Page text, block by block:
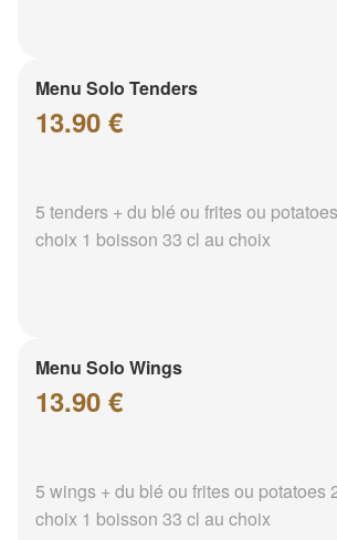
Menu Solo Tenders
13.90 €
5 tenders + du blé ou frites ou
choix 1 boisson 33 cl au choix
Menu Solo Wings
13.90 €
5 wings + du blé ou frites ou potatoes
choix 1 boisson 33 cl au choix